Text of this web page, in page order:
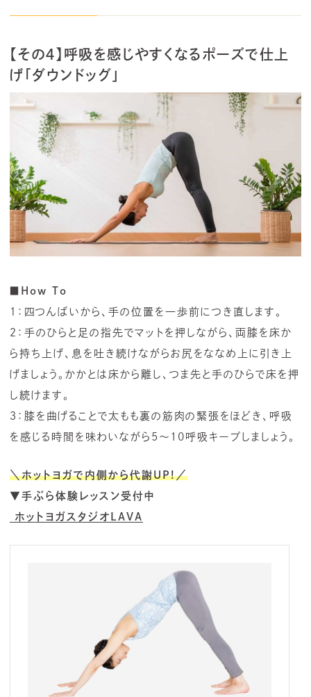
【その４】呼吸を感じやすくなるポーズで仕上
げ「ダウンドッグ」
■How To
１：四つんばいから、手の位置を一歩前につき直します。
２：手のひらと足の指先でマットを押しながら、両膝を床か
ら持ち上げ、息を吐き続けながらお尻をななめ上に引き上
げましょう。かかとは床から離し、つま先と手のひらで床を押
し続けます。
３：膝を曲げることで太もも裏の筋肉の緊張をほどき、呼吸
を感じる時間を味わいながら5～10呼吸キープしましょう。
＼ホットヨガで内側から代謝UP!／
▼手ぶら体験レッスン受付中
ホットヨガスタジオLAVA